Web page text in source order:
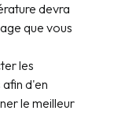
devra
que vous
les
d'en
le meilleur